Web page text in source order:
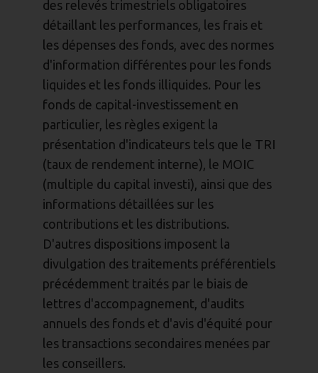
des relevés trimestriels obligatoires
détaillant les performances, les frais et
les dépenses des fonds, avec des normes
d'information différentes pour les fonds
liquides et les fonds illiquides. Pour les
fonds de capital-investissement en
particulier, les règles exigent la
présentation d'indicateurs tels que le TRI
(taux de rendement interne), le MOIC
(multiple du capital investi), ainsi que des
informations détaillées sur les
contributions et les distributions.
D'autres dispositions imposent la
divulgation des traitements préférentiels
précédemment traités par le biais de
lettres d'accompagnement, d'audits
annuels des fonds et d'avis d'équité pour
les transactions secondaires menées par
les conseillers.